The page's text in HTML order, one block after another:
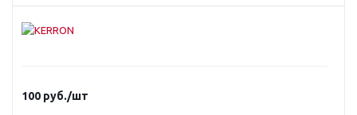
100 руб./шт